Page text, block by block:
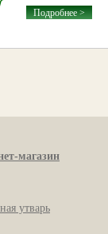
Подробнее >
магазин
утварь